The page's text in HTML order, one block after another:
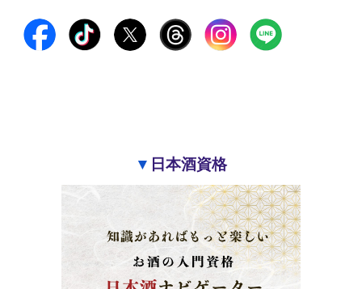
▼ 日本酒資格